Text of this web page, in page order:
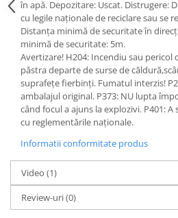
în apă. Depozitare: Uscat. Distrugere:
cu legile naționale de reciclare sau se
Distanța minimă de securitate în
minimă de securitate: 5m.
Avertizare! H204: Incendiu sau pericol
păstra departe de surse de
suprafețe fierbinți. Fumatul interzis!
ambalajul original. P373: NU lupta
când focul a ajuns la explozivi. P401:
cu reglementările naționale.
Informatii conformitate produs
Video (1)
Review-uri(0)